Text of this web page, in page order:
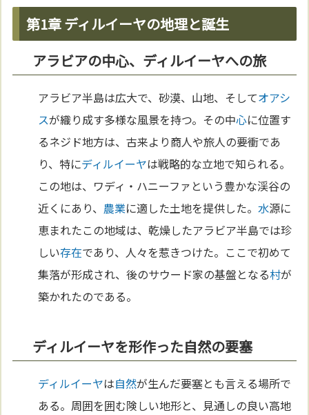
第1章 ディルイーヤの地理と誕生
アラビアの中心、ディルイーヤへの旅
アラビア半島は広大で、砂漠、山地、そしてオアシ
スが織り成す多様な風景を持つ。その中心に位置す
るネジド地方は、古来より商人や旅人の要衝であ
り、特にディルイーヤは戦略的な立地で知られる。
この地は、ワディ・ハニーファという豊かな渓谷の
近くにあり、 農業に適した土地を提供した。水源に
恵まれたこの地域は、乾燥したアラビア半島では珍
しい存在であり、人々を惹きつけた。ここで初めて
集落が形成され、後のサウード家の基盤となる村が
築かれたのである。
ディルイーヤを形作った自然の要塞
ディルイーヤは自然が生んだ要塞とも言える場所で
ある。周囲を囲む険しい地形と、見通しの良い高地